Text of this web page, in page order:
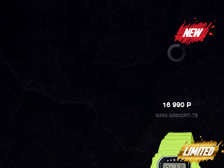
16 990P
GMS-S5600RT-7E